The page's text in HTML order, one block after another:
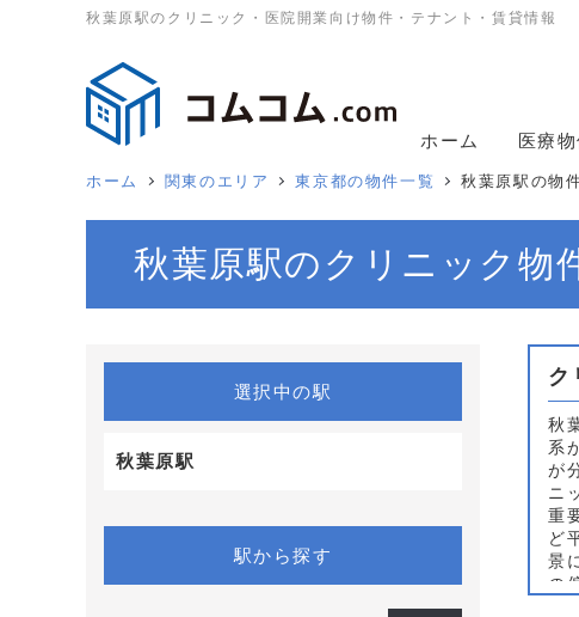
秋葉原駅のクリニック・医院開業向け物件・テナント・賃貸情報
ホーム 医療
ホーム 関東のエリア 東京都の物件一覧 秋葉原駅の物
秋葉原駅のクリニック物
選択中の駅
秋葉原駅
駅から探す
ク
秋
系
が
ニ
重
ど
景
の